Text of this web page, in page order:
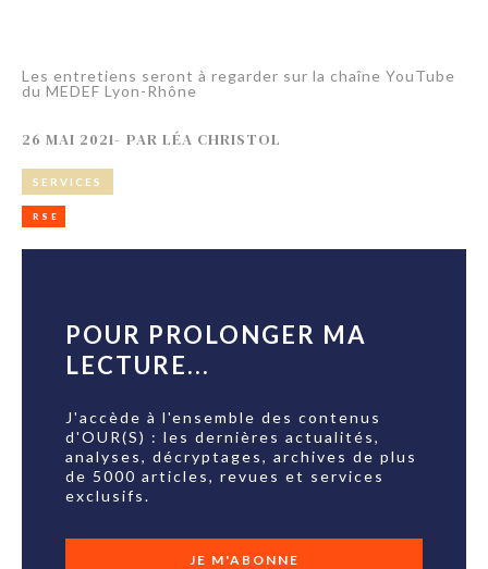
Les entretiens seront à regarder sur la chaîne YouTube
du MEDEF Lyon-Rhône
26 MAI 2021- PAR LÉA CHRISTOL
SERVICES
RSE
POUR PROLONGER MA
LECTURE...
J'accède à l'ensemble des contenus
d'OUR(S) : les dernières actualités,
analyses, décryptages, archives de plus
de 5000 articles, revues et services
exclusifs.
JE M'ABONNE